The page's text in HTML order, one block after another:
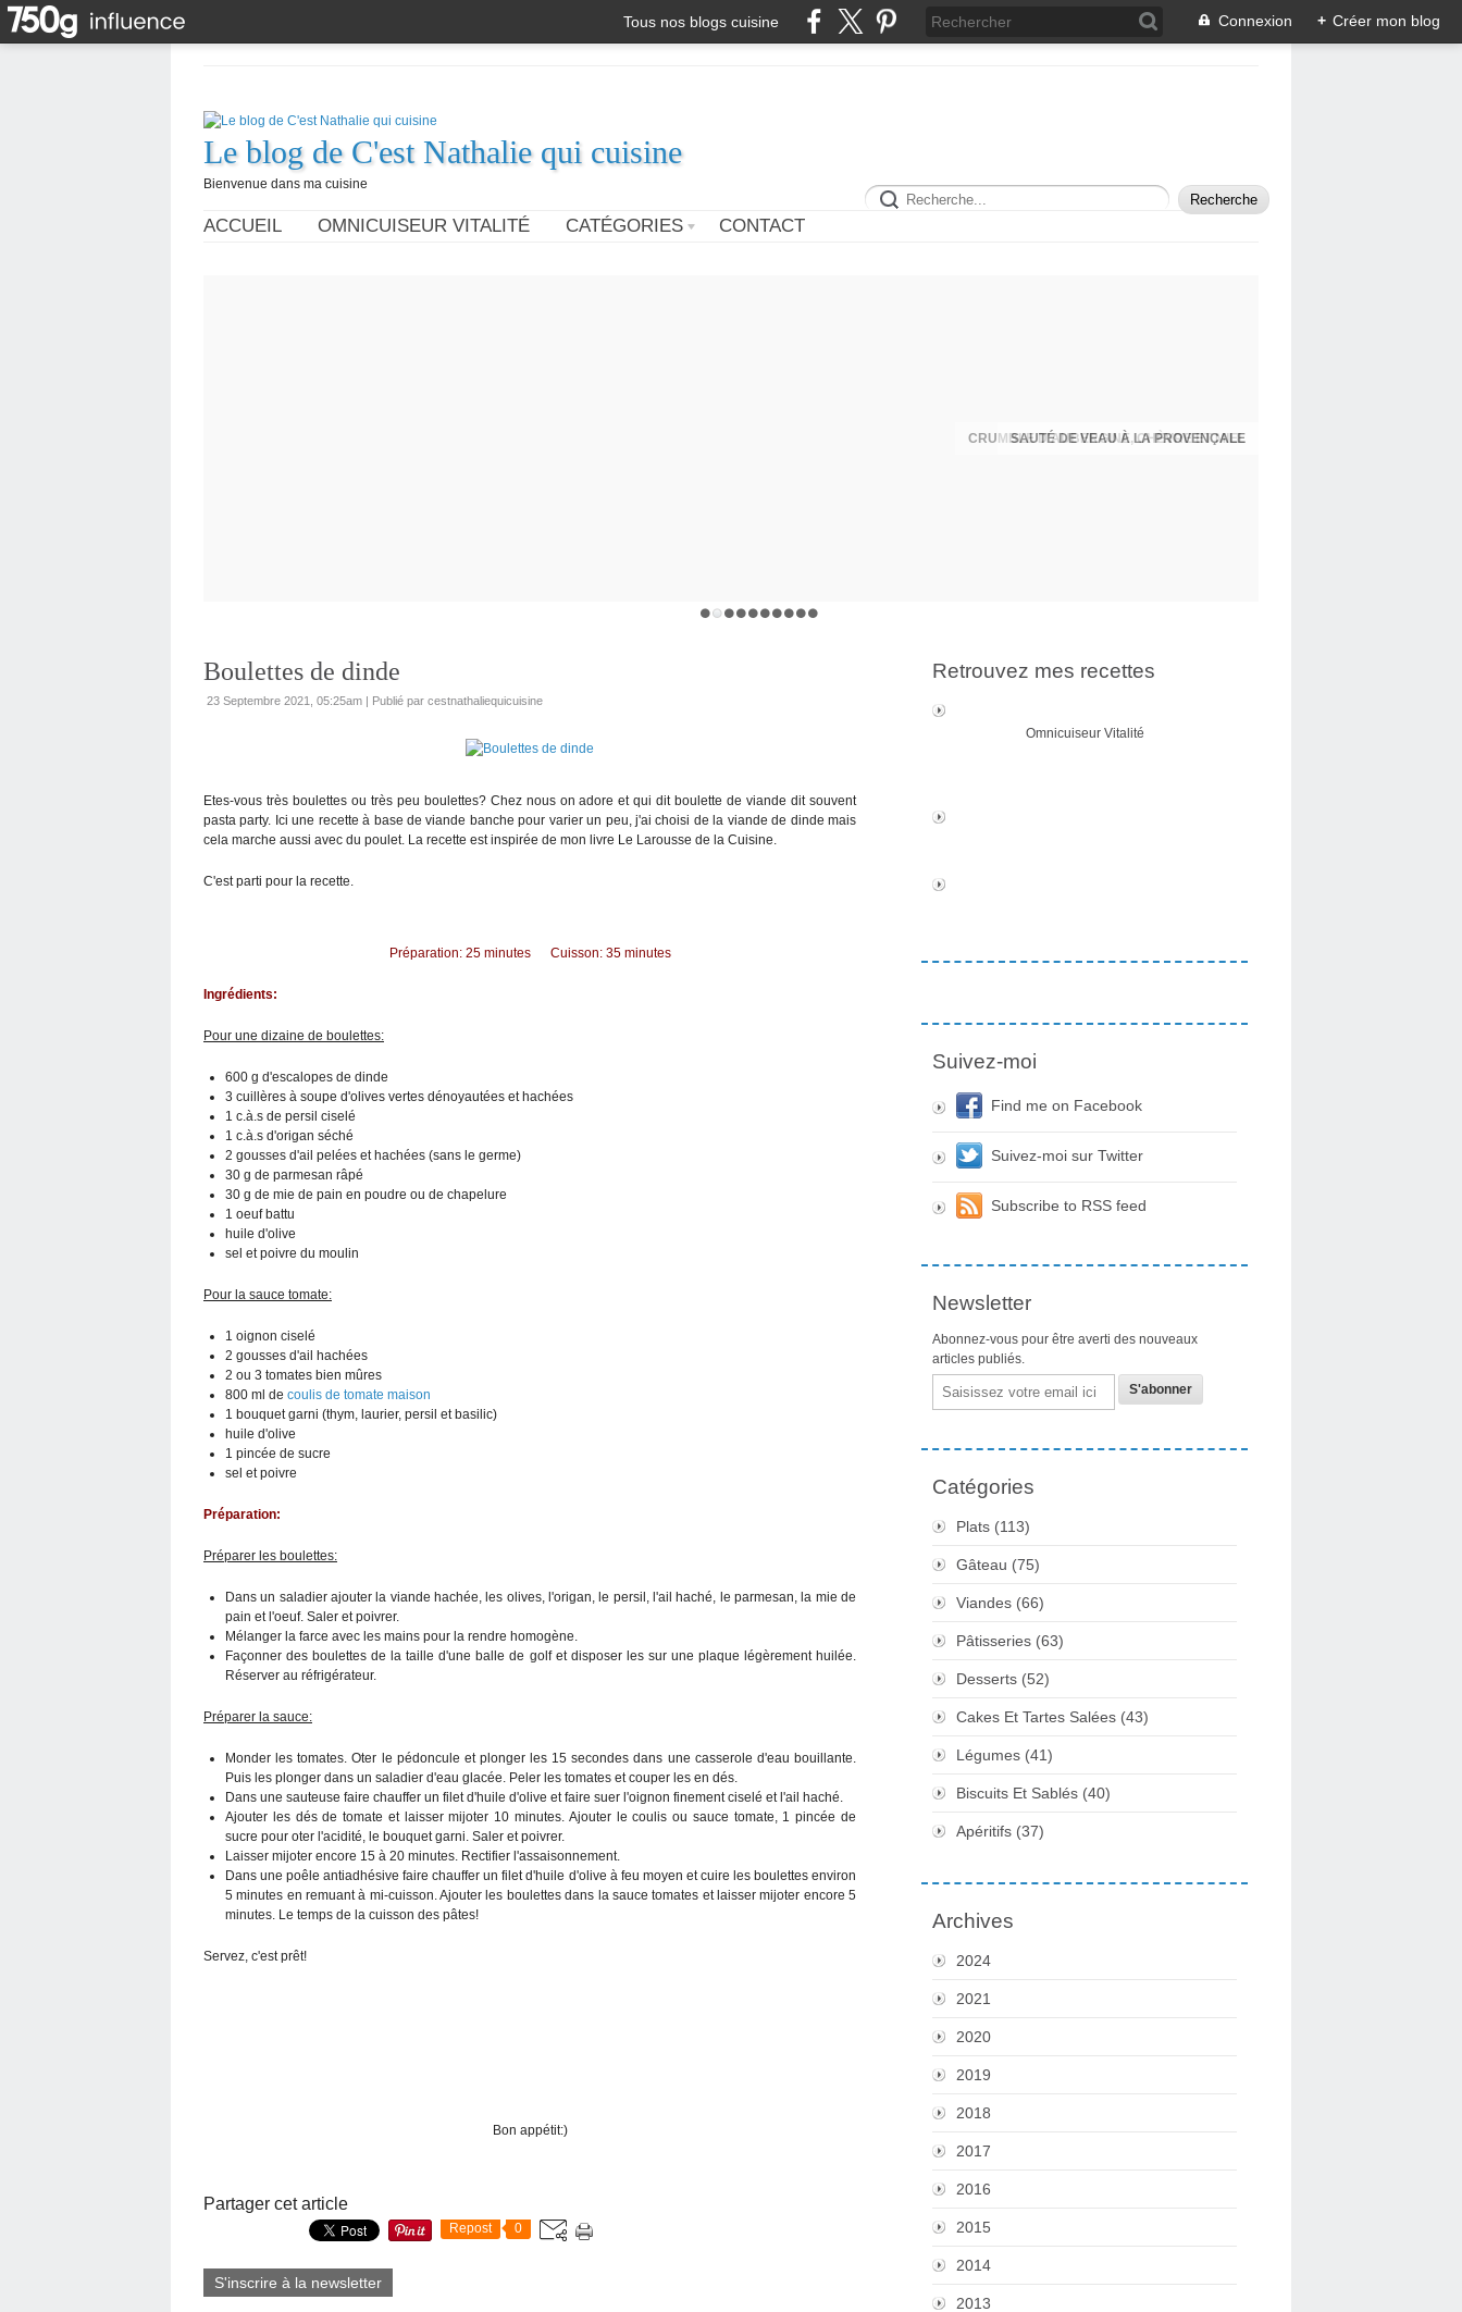
Tous nos blogs cuisine Connexion + Créer mon blog
Le blog de C'est Nathalie qui cuisine
Bienvenue dans ma cuisine
ACCUEIL OMNICUISEUR VITALITÉ CATÉGORIES CONTACT
SAUTÉ DE VEAU À LA PROVENÇALE
Boulettes de dinde
23 Septembre 2021, 05:25am | Publié par cestnathaliequicuisine
Etes-vous très boulettes ou très peu boulettes? Chez nous on adore et qui dit boulette de viande dit souvent
pasta party. Ici une recette à base de viande banche pour varier un peu, j'ai choisi de la viande de dinde mais
cela marche aussi avec du poulet. La recette est inspirée de mon livre Le Larousse de la Cuisine.
C'est parti pour la recette.
Préparation: 25 minutes Cuisson: 35 minutes
Ingrédients:
Pour une dizaine de boulettes:
600 g d'escalopes de dinde
3 cuillères à soupe d'olives vertes dénoyautées et hachées
1 c.à.s de persil ciselé
1 c.à.s d'origan séché
2 gousses d'ail pelées et hachées (sans le germe)
30 g de parmesan râpé
30 g de mie de pain en poudre ou de chapelure
1 oeuf battu
huile d'olive
sel et poivre du moulin
Pour la sauce tomate:
1 oignon ciselé
2 gousses d'ail hachées
2 ou 3 tomates bien mûres
800 ml de coulis de tomate maison
1 bouquet garni (thym, laurier, persil et basilic)
huile d'olive
1 pincée de sucre
sel et poivre
Préparation:
Préparer les boulettes:
Dans un saladier ajouter la viande hachée, les olives, l'origan, le persil, l'ail haché, le parmesan, la mie de
pain et l'oeuf. Saler et poivrer.
Mélanger la farce avec les mains pour la rendre homogène.
Façonner des boulettes de la taille d'une balle de golf et disposer les sur une plaque légèrement huilée.
Réserver au réfrigérateur.
Préparer la sauce:
Monder les tomates. Oter le pédoncule et plonger les 15 secondes dans une casserole d'eau bouillante.
Puis les plonger dans un saladier d'eau glacée. Peler les tomates et couper les en dés.
Dans une sauteuse faire chauffer un filet d'huile d'olive et faire suer l'oignon finement ciselé et l'ail haché.
Ajouter les dés de tomate et laisser mijoter 10 minutes. Ajouter le coulis ou sauce tomate, 1 pincée de
sucre pour oter l'acidité, le bouquet garni. Saler et poivrer.
Laisser mijoter encore 15 à 20 minutes. Rectifier l'assaisonnement.
Dans une poêle antiadhésive faire chauffer un filet d'huile d'olive à feu moyen et cuire les boulettes environ
5 minutes en remuant à mi-cuisson. Ajouter les boulettes dans la sauce tomates et laisser mijoter encore 5
minutes. Le temps de la cuisson des pâtes!
Servez, c'est prêt!
Bon appétit:)
Partager cet article
Repost 0
S'inscrire à la newsletter
Retrouvez mes recettes
Omnicuiseur Vitalité
Suivez-moi
Find me on Facebook
Suivez-moi sur Twitter
Subscribe to RSS feed
Newsletter
Abonnez-vous pour être averti des nouveaux
articles publiés.
Email
Catégories
Plats (113)
Gâteau (75)
Viandes (66)
Pâtisseries (63)
Desserts (52)
Cakes Et Tartes Salées (43)
Légumes (41)
Biscuits Et Sablés (40)
Apéritifs (37)
Archives
2024
2021
2020
2019
2018
2017
2016
2015
2014
2013